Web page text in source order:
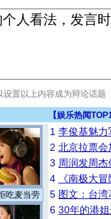
【娱乐热闻
吃麦当劳
1 李俊基魅力
2 北京拉票
3 周润发周
4
《南极大
5 图文：台
6 30年的港